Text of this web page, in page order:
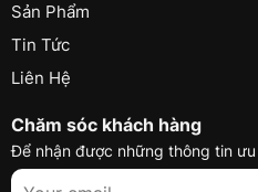
Sản Phẩm
Tin Tức
Liên Hệ
Chăm sóc khách hàng
Để nhận được những thông tin